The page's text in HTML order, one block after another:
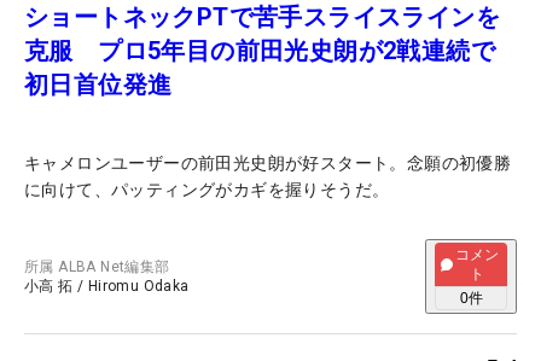
ショートネックPTで苦手スライスラインを
克服 プロ5年目の前田光史朗が2戦連続で
初日首位発進
キャメロンユーザーの前田光史朗が好スタート。念願の初優勝
に向けて、パッティングがカギを握りそうだ。
所属ALBA Net編集部
小高 拓 / Hiromu Odaka
コメン
ト
0件